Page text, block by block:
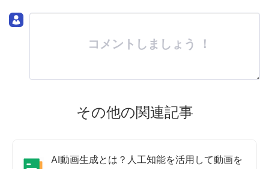
コメントしましょう ！
その他の関連記事
AI動画生成とは？人工知能を活用して動画を